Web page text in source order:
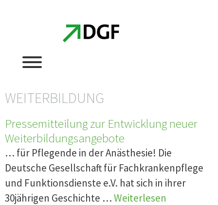
WEITERBILDUNG
Pressemitteilung zur Entwicklung neuer
Weiterbildungsangebote
… für Pflegende in der Anästhesie! Die
Deutsche Gesellschaft für Fachkrankenpflege
und Funktionsdienste e.V. hat sich in ihrer
30jährigen Geschichte …Weiterlesen